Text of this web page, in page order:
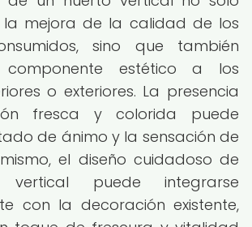
mejora de la calidad de los
sino que también
estético a los
o exteriores. La presencia
fresca y colorida puede
de ánimo y la sensación de
el diseño cuidadoso de
puede integrarse
con la decoración existente,